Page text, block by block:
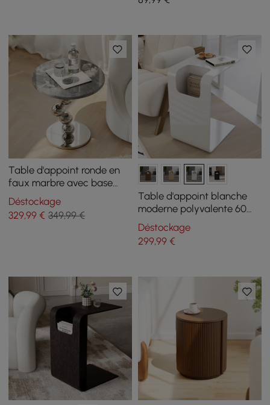
Table d'appoint ronde en
faux marbre avec base
chromée, 500 mm
Déstockage
329,99 € 349,99 €
Table d'appoint blanche
moderne polyvalente 60
cm, avec porte-revues
Déstockage
299,99€